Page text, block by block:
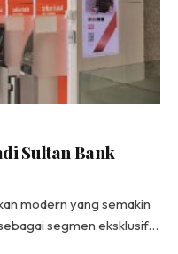
Sultan Bank
modern yang semakin
segmen eksklusif…